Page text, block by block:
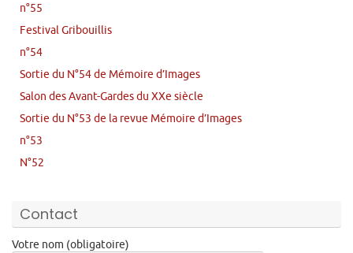
n°55
Festival Gribouillis
n°54
Sortie du N°54 de Mémoire d’Images
Salon des Avant-Gardes du XXe siècle
Sortie du N°53 de la revue Mémoire d’Images
n°53
N°52
Contact
Votre nom (obligatoire)